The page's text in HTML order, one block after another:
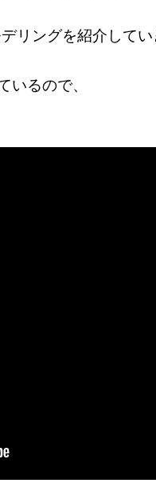
リングを紹介してい
いるので、